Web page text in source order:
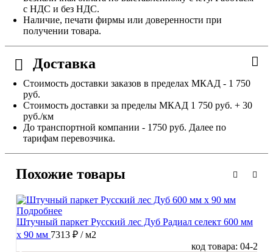
с НДС и без НДС.
Наличие, печати фирмы или доверенности при
получении товара.
Доставка
Стоимость доставки заказов в пределах МКАД - 1 750
руб.
Стоимость доставки за пределы МКАД 1 750 руб. + 30
руб./км
До транспортной компании - 1750 руб. Далее по
тарифам перевозчика.
Похожие товары
Подробнее
Штучный паркет Русский лес Дуб Радиал cелект 600 мм
х 90 мм 7313 ₽ / м2
код товара: 04-2